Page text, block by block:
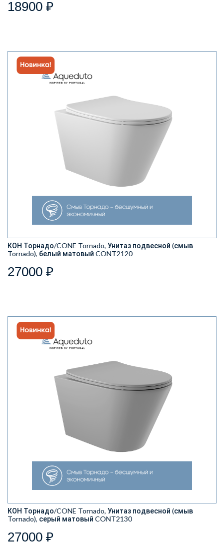
18900 ₽
КОН Торнадо/CONE Tornado, Унитаз подвесной (смыв
Tornado), белый матовый CONT2120
27000 ₽
КОН Торнадо/CONE Tornado, Унитаз подвесной (смыв
Tornado), серый матовый CONT2130
27000 ₽